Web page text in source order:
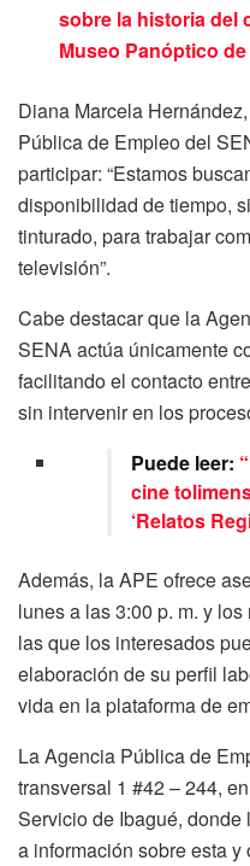
sobre la historia del
Museo Panóptico
Diana Marcela
Pública de Empleo del
participar: “Estamos
disponibilidad de tiempo,
tinturado, para trabajar
televisión”.
Cabe destacar que la
SENA actúa únicamente
facilitando el contacto
sin intervenir en los
Puede leer:
cine
‘Relatos
Además, la APE ofrece
lunes a las 3:00 p. m. y
las que los interesados
elaboración de su perfil
vida en la plataforma de
La Agencia Pública de
transversal 1 #42 – 244,
Servicio de Ibagué,
a información sobre esta